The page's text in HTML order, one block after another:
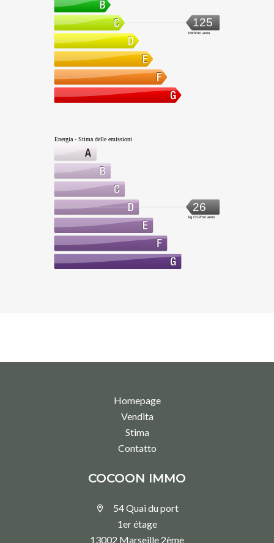
125
kWh/m².anno
Energia - Stima delle emissioni
26
kg CO2/m².anno
Homepage
Vendita
Stima
Contatto
COCOON IMMO
54 Quai du port
1er étage
13002 Marseille 2ème